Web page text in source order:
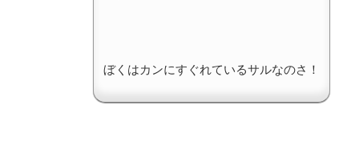
ぼくはカンにすぐれているサルなのさ！